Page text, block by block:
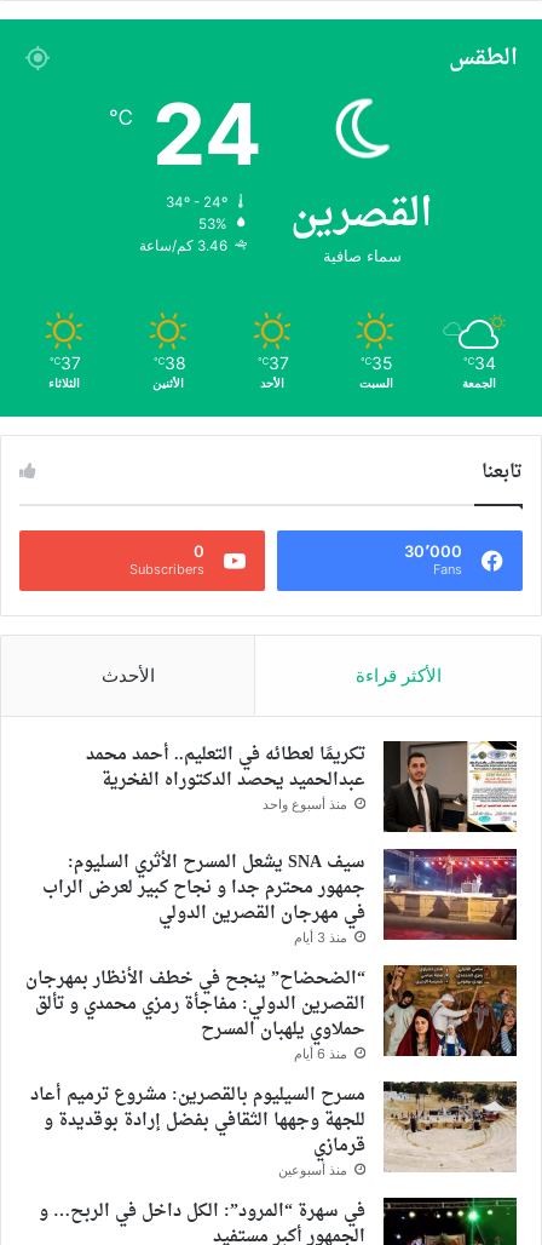
الطقس
القصرين
سماء صافية
24
℃
53%
3.46 كم/ساعة
34
℃
الجمعة
35
℃
السبت
37
℃
الأحد
38
℃
الأثنين
37
℃
الثلاثاء
تابعنا
30٬000
Fans
0
Subscribers
الأكثر قراءة الأحدث
تكريمًا لعطائه في التعليم.. أحمد محمد
عبدالحميد يحصد الدكتوراه الفخرية
منذ أسبوع واحد
سيف SNA يشعل المسرح الأثري السليوم:
جمهور محترم جدا و نجاح كبير لعرض الراب
في مهرجان القصرين الدولي
منذ 3 أيام
“الضحضاح” ينجح في خطف الأنظار بمهرجان
القصرين الدولي: مفاجأة رمزي محمدي و تألق
حملاوي يلهبان المسرح
منذ 6 أيام
مسرح السيليوم بالقصرين: مشروع ترميم أعاد
للجهة وجهها الثقافي بفضل إرادة بوقديدة و
قرمازي
منذ أسبوعين
في سهرة “المرود”: الكل داخل في الربح… و
الجمهور أكبر مستفيد